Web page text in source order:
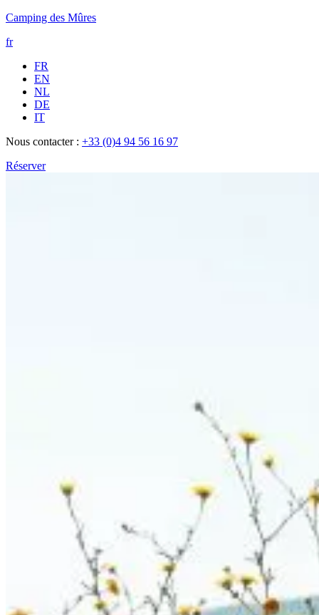
Camping des Mûres
fr
FR
EN
NL
DE
IT
Nous contacter : +33 (0)4 94 56 16 97
Réserver